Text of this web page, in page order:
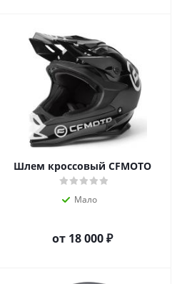
Шлем кроссовый CFMOTO
Мало
от 18 000 ₽